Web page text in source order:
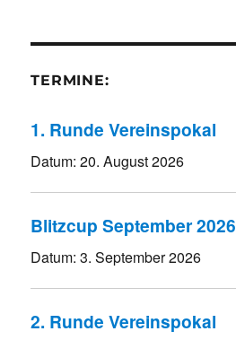
TERMINE:
1. Runde Vereinspokal
Datum:20. August 2026
Blitzcup September 2026
Datum:3. September 2026
2. Runde Vereinspokal